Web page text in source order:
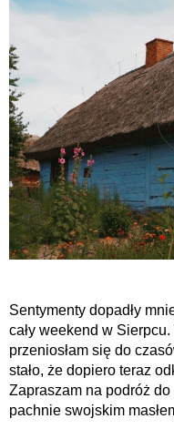
Sentymenty dopadły
cały weekend w
przeniosłam się do
stało, że dopiero teraz
Zapraszam na podróż
pachnie swojskim